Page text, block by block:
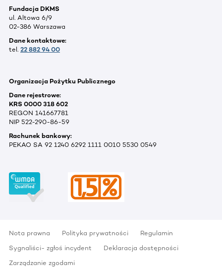
Fundacja DKMS
ul. Altowa 6/9
02-386 Warszawa
Dane kontaktowe:
tel. 22 882 94 00
Organizacja Pożytku Publicznego
Dane rejestrowe:
KRS 0000 318 602
REGON 141667781
NIP 522-290-86-59
Rachunek bankowy:
PEKAO SA 92 1240 6292 1111 0010 5530 0549
Nota prawna Polityka prywatności
Regulamin
Sygnaliści- zgłoś incydent
Deklaracja dostępności
Zarządzanie zgodami